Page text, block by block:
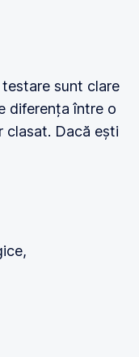
sunt clare
diferența între o
clasat. Dacă ești